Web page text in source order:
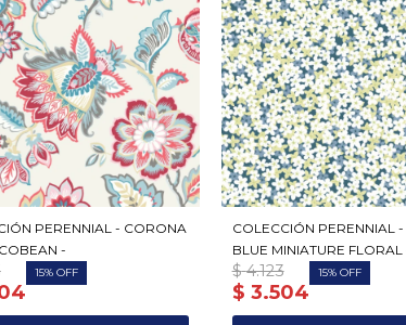
PERENNIAL - CORONA
-
15
COLECCIÓN PERENNIAL -
BLUE MINIATURE FLORAL
$ 3.504
$ 4.123 15